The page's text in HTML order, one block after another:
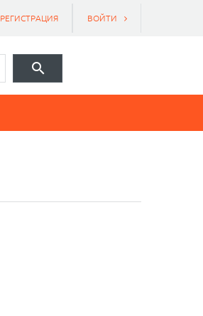
ВОЙТИ
РЕГИСТРАЦИЯ